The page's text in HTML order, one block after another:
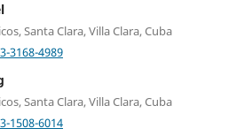
Santa Clara, Villa Clara, Cuba
3168-4989
Santa Clara, Villa Clara, Cuba
1508-6014